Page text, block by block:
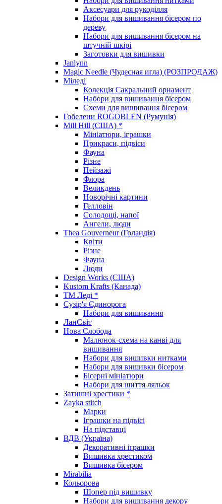
Аксесуари для рукоділля
Набори для вишивання бісером по
дереву
Набори для вишивання бісером на
штучній шкірі
Заготовки для вишивки
Janlynn
Magic Needle (Чудесная игла) (РОЗПРОДАЖ)
Міледі
Колекція Сакральний орнамент
Набори для вишивання бісером
Схеми для вишивання бісером
Гобелени ROGOBLEN (Румунія)
Mill Hill (США) *
Мініатюри, іграшки
Прикраси, підвіси
Фауна
Різне
Пейзажі
Флора
Великдень
Новорічні картини
Гелловін
Солодощі, напої
Ангели, люди
Thea Gouverneur (Голандія)
Квіти
Різне
Фауна
Люди
Design Works (США)
Kustom Krafts (Канада)
ТМ Леді *
Сузір'я Єдинорога
Набори для вишивання
ЛанСвіт
Нова Слобода
Малюнок-схема на канві для
вишивання
Набори для вишивки нитками
Набори для вишивки бісером
Бісерні мініатюри
Набори для шиття ляльок
Затишні хрестики *
Zayka stitch
Марки
Іграшки на підвісі
На підставці
ВДВ (Україна)
Декоративні іграшки
Вишивка хрестиком
Вишивка бісером
Mirabilia
Кольорова
Шопер під вишивку
Набори для вишивання декору